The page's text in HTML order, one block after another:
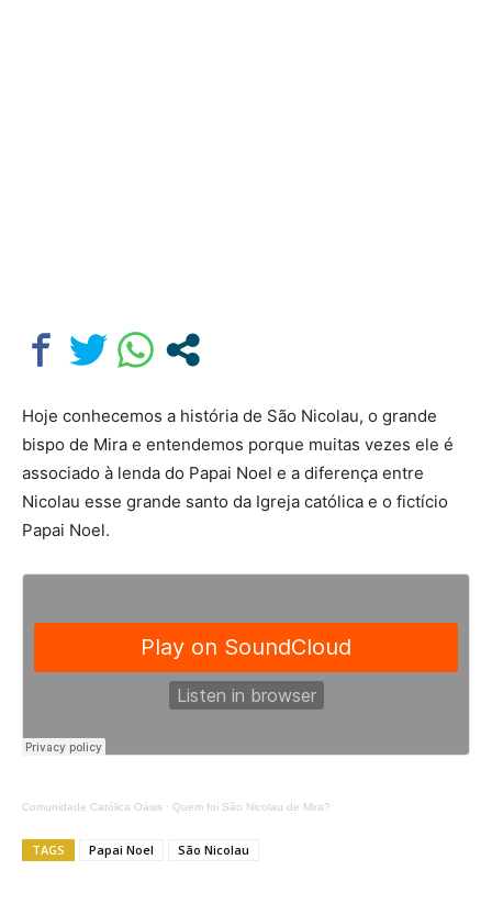
Hoje conhecemos a história de São Nicolau, o grande
bispo de Mira e entendemos porque muitas vezes ele é
associado à lenda do Papai Noel e a diferença entre
Nicolau esse grande santo da Igreja católica e o fictício
Papai Noel.
Comunidade Católica Oásis · Quem foi São Nicolau de Mira?
TAGS Papai Noel São Nicolau